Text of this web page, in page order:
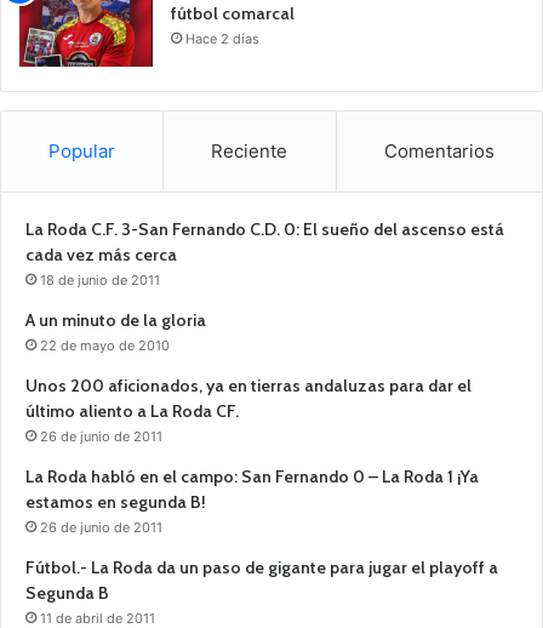
fútbol comarcal
Hace 2 días
Popular Reciente Comentarios
La Roda C.F. 3-San Fernando C.D. 0: El sueño del ascenso está
cada vez más cerca
18 de junio de 2011
A un minuto de la gloria
22 de mayo de 2010
Unos 200 aficionados, ya en tierras andaluzas para dar el
último aliento a La Roda CF.
26 de junio de 2011
La Roda habló en el campo: San Fernando 0 – La Roda 1 ¡Ya
estamos en segunda B!
26 de junio de 2011
Fútbol.- La Roda da un paso de gigante para jugar el playoff a
Segunda B
11 de abril de 2011